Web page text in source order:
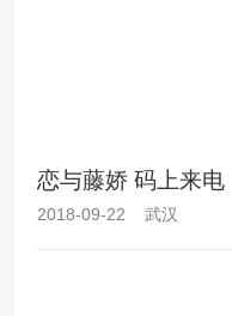
恋与藤娇 码上来电
2018-09-22 武汉